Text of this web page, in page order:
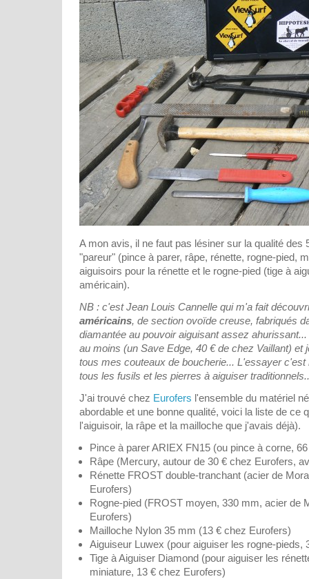
A mon avis, il ne faut pas lésiner sur la qualité des
"pareur" (pince à parer, râpe, rénette, rogne-pied,
aiguisoirs pour la rénette et le rogne-pied (tige à
américain).
NB : c'est Jean Louis Cannelle qui m'a fait
américains, de section ovoïde creuse, fabriqués
diamantée au pouvoir aiguisant assez
au moins (un Save Edge, 40 € de chez Vaillant) et
tous mes couteaux de boucherie... L'essayer c'est
tous les fusils et les pierres à aiguiser
J'ai trouvé chez Eurofers l'ensemble du matériel
abordable et une bonne qualité, voici la liste de ce
l'aiguisoir, la râpe et la mailloche que j'avais déjà).
Pince à parer ARIEX FN15 (ou pince à corne,
Râpe (Mercury, autour de 30 € chez Eurofers,
Rénette FROST double-tranchant (acier de
Eurofers)
Rogne-pied (FROST moyen, 330 mm, acier de
Eurofers)
Mailloche Nylon 35 mm (13 € chez Eurofers)
Aiguiseur Luwex (pour aiguiser les rogne-pieds,
Tige à Aiguiser Diamond (pour aiguiser les
miniature, 13 € chez Eurofers)